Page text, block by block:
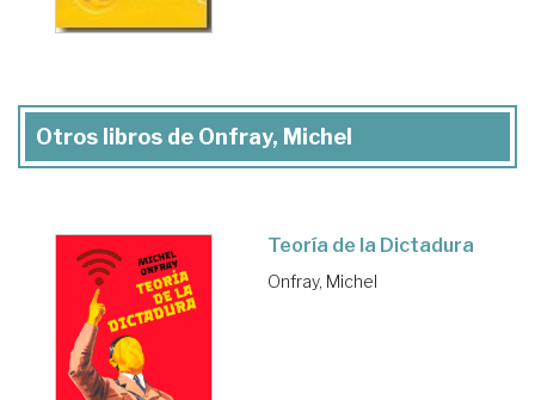
Otros libros de Onfray, Michel
Teoría de la Dictadura
Onfray, Michel